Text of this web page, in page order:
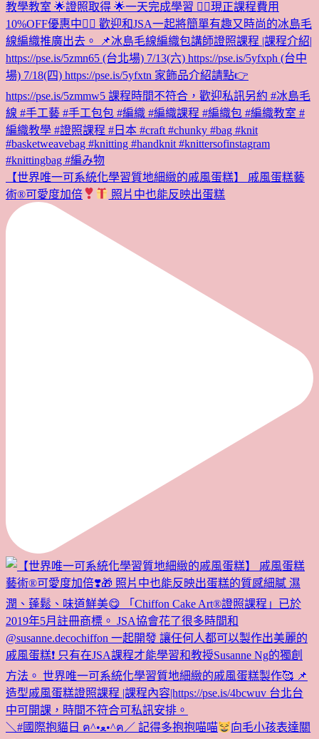
【世界唯一可系統化學習質地細緻的戚風蛋糕】 戚風蛋糕藝
術®︎可愛度加倍
照片中也能反映出蛋糕
＼#國際抱貓日 ฅ^•ﻌ•^ฅ／ 記得多抱抱喵喵
向毛小孩表達關